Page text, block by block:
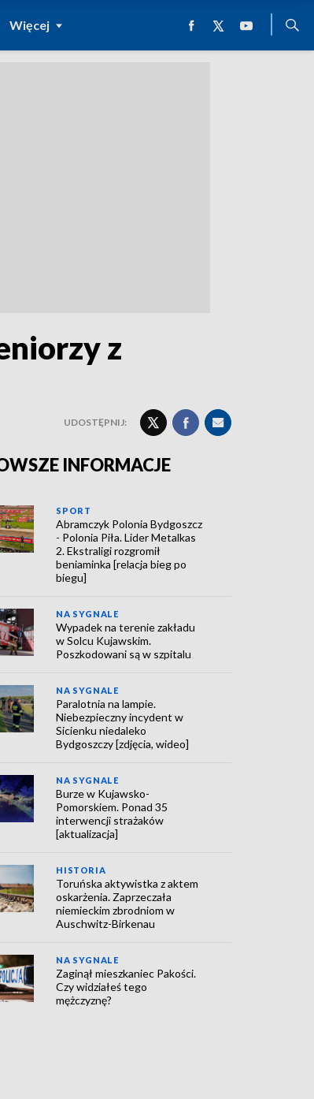
Więcej
z
UDOSTĘPNIJ:
INFORMACJE
SPORT
Abramczyk Polonia Bydgoszcz
- Polonia Piła. Lider Metalkas
2. Ekstraligi rozgromił
beniaminka [relacja bieg po
biegu]
NA SYGNALE
Wypadek na terenie zakładu
w Solcu Kujawskim.
Poszkodowani są w szpitalu
NA SYGNALE
Paralotnia na lampie.
Niebezpieczny incydent w
Sicienku niedaleko
Bydgoszczy [zdjęcia, wideo]
NA SYGNALE
Burze w Kujawsko-
Pomorskiem. Ponad 35
interwencji strażaków
[aktualizacja]
HISTORIA
Toruńska aktywistka z aktem
oskarżenia. Zaprzeczała
niemieckim zbrodniom w
Auschwitz-Birkenau
NA SYGNALE
Zaginął mieszkaniec Pakości.
Czy widziałeś tego
mężczyznę?